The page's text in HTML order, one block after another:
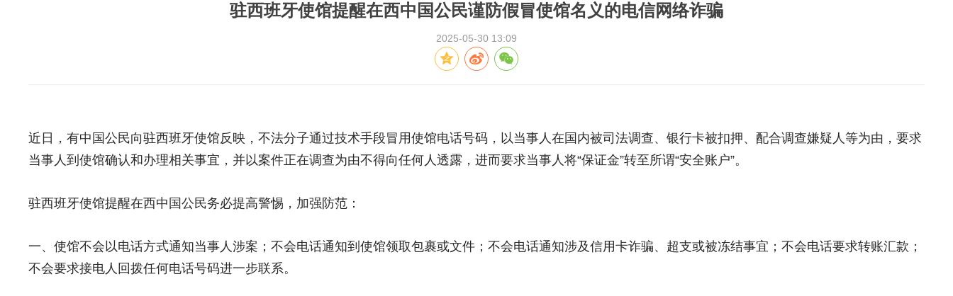
驻西班牙使馆提醒在西中国公民谨防假冒使馆名义的电信网络诈骗
2025-05-30 13:09
近日，有中国公民向驻西班牙使馆反映，不法分子通过技术手段冒用使馆电话号码，以当事人在国内被司法调查、银行卡被扣押、配合调查嫌疑人等为由，要求
当事人到使馆确认和办理相关事宜，并以案件正在调查为由不得向任何人透露，进而要求当事人将“保证金”转至所谓“安全账户”。
驻西班牙使馆提醒在西中国公民务必提高警惕，加强防范：
一、使馆不会以电话方式通知当事人涉案；不会电话通知到使馆领取包裹或文件；不会电话通知涉及信用卡诈骗、超支或被冻结事宜；不会电话要求转账汇款；
不会要求接电人回拨任何电话号码进一步联系。